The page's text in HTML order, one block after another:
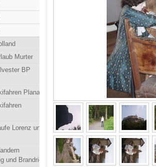
Murter
BP
Planai
Lorenz und
und Brandriedl